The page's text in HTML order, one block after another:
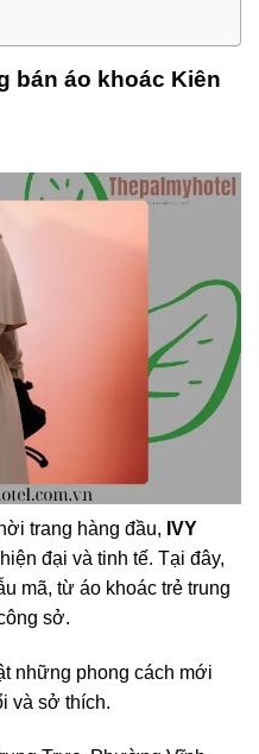
bán áo khoác Kiên
trang hàng đầu, IVY
đại và tinh tế. Tại đây,
mã, từ áo khoác trẻ trung
sở.
những phong cách mới
và sở thích.